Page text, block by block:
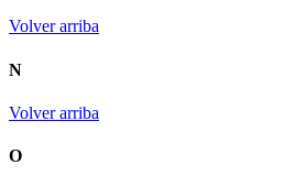
Volver arriba
N
Volver arriba
O